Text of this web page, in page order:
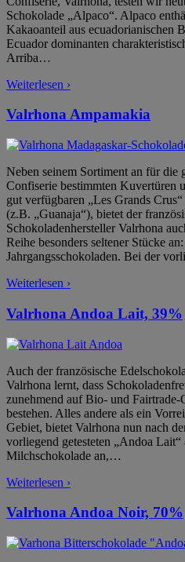
Schokolade „Alpaco“. Alpaco
Kakaoanteil aus ecuadorianischen
Ecuador dominanten
Arriba…
Weiterlesen ›
Valrhona Ampamakia
Neben seinem Sortiment an für die
Confiserie bestimmten Kuvertüren
gut verfügbaren „Les Grands
(z.B. „Guanaja“), bietet der
Schokoladenhersteller Valrhona
Reihe besonders seltener Stücke
Jahrgangsschokoladen. Bei der
Weiterlesen ›
Valrhona Andoa Lait, 39%
Auch der französische
Valrhona lernt, dass
zunehmend auf Bio- und Fairtrade-
bestehen. Alles andere als ein
Gebiet, bietet Valrhona nun nach
vorliegend getesteten „Andoa Lait“
Milchschokolade an,…
Weiterlesen ›
Valrhona Andoa Noir, 70%